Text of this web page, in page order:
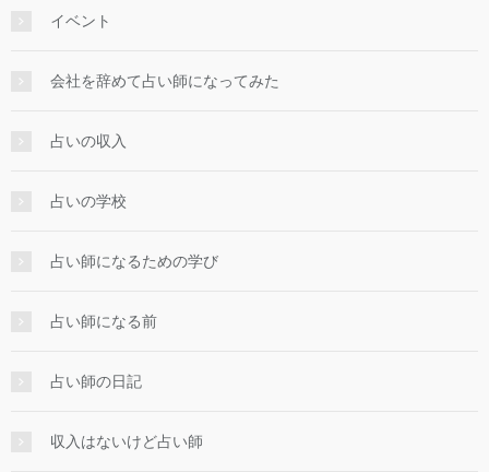
イベント
会社を辞めて占い師になってみた
占いの収入
占いの学校
占い師になるための学び
占い師になる前
占い師の日記
収入はないけど占い師